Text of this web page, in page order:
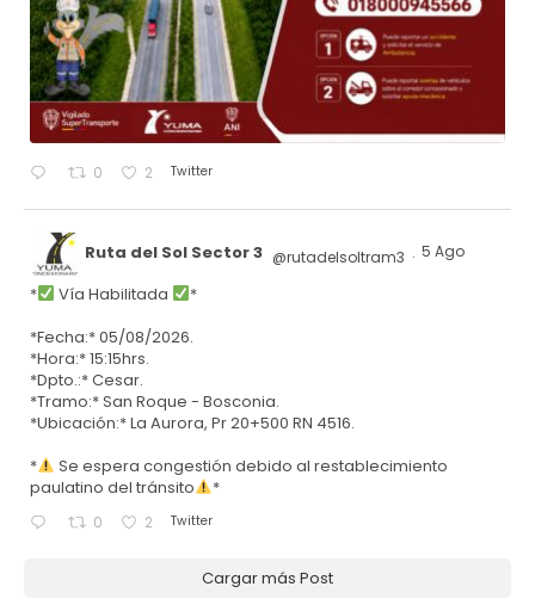
0 2 Twitter
Ruta del Sol Sector 3 @rutadelsoltram3 · 5 Ago
* Vía Habilitada
*
*Fecha:* 05/08/2026.
*Hora:* 15:15hrs.
*Dpto.:* Cesar.
*Tramo:* San Roque - Bosconia.
*Ubicación:* La Aurora, Pr 20+500 RN 4516.
*
Se espera congestión debido al restablecimiento
paulatino del tránsito
*
0 2 Twitter
Cargar más Post